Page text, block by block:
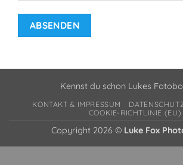
Kennst du schon Lukes
KONTAKT & IMPRESSUM
COOKIE-RICHTLINIE (EU)
Copyright 2026 © Luke Fox